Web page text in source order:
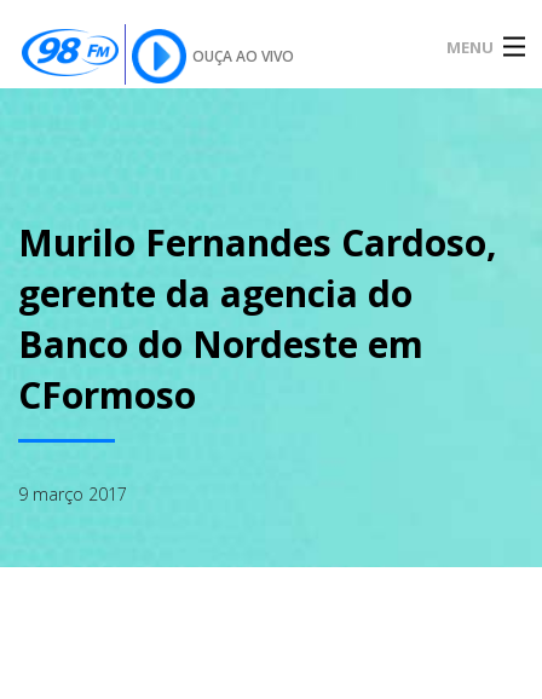
OUÇA AO VIVO MENU
SOBRE
NOTÍCIAS
PODCAST
GALERIA
Murilo Fernandes Cardoso,
gerente da agencia do
Banco do Nordeste em
CFormoso
9 março 2017